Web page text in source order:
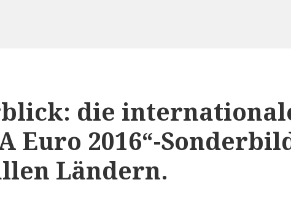
die
Euro 2016“-
Ländern.